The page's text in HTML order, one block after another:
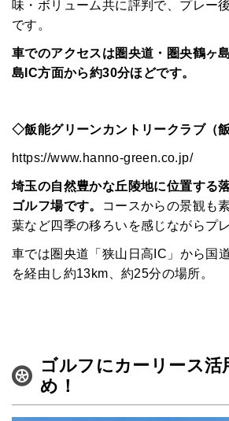
HOME
マチネタ
ペットNOW
定額リースプランの
運営会社
味・ボリューム共に評判で、プレー
です。
車でのアクセスは圏央道・圏央鶴ヶ
島IC方面から約30分ほどです。
◇飯能グリーンカントリークラブ（飯
https://www.hanno-green.co.jp/
埼玉の自然豊かな丘陵地に位置する
ゴルフ場です。
コースからの景観も
葉など四季の移ろいを感じながらプ
車では圏央道「狭山日高IC」から国
を経由し約13km、約25分の場所。
ゴルフにカーリース活
め！